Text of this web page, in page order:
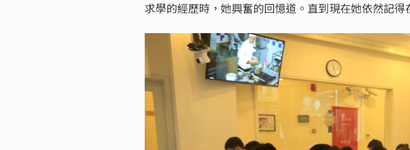
求學的經歷時，她興奮的回憶道。直到現在她依然記